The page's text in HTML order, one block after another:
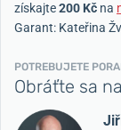
získajte200 Kč na
Garant: Kateřina
POTREBUJETE
Obráťte sa